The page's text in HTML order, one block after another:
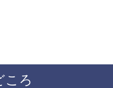
ころ